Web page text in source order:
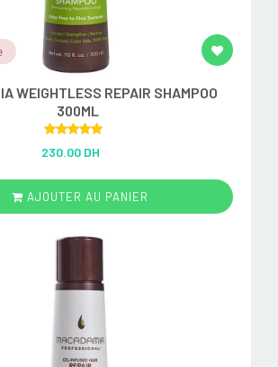
WEIGHTLESS REPAIR SHAMPOO
300ML
out of 5
230.00 DH
AJOUTER AU PANIER